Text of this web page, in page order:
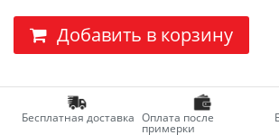
Добавить в корзину
Бесплатная доставка Оплата после
примерки